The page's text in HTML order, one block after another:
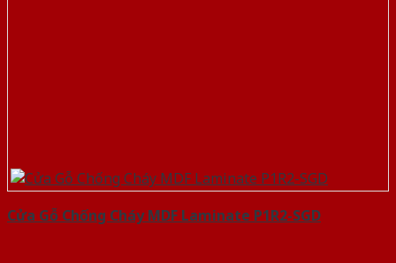
Cửa Gỗ Chống Cháy MDF Laminate P1R2-SGD